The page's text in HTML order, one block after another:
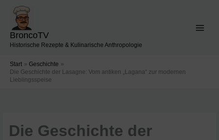
Inhalt
springen
BroncoTV
Historische Rezepte & Kulinarische Anthropologie
Start
Geschichte
Die Geschichte der Lasagne: Vom antiken „Lagana“ zur modernen
Lieblingsspeise
Die Geschichte der